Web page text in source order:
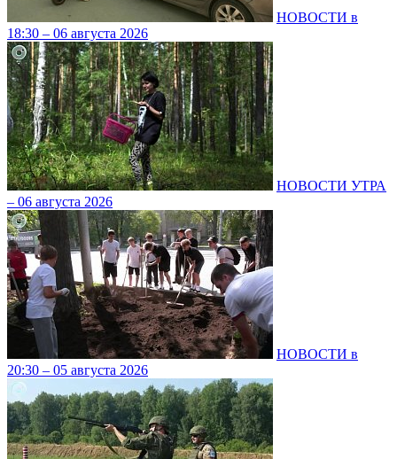
НОВОСТИ в
18:30 – 06 августа 2026
НОВОСТИ УТРА
– 06 августа 2026
НОВОСТИ в
20:30 – 05 августа 2026